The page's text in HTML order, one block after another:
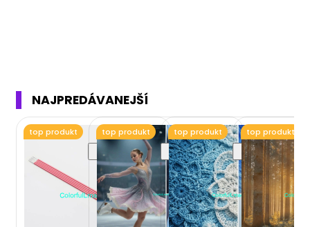
NAJPREDÁVANEJŠÍ
top produkt top produkt top produkt top produkt